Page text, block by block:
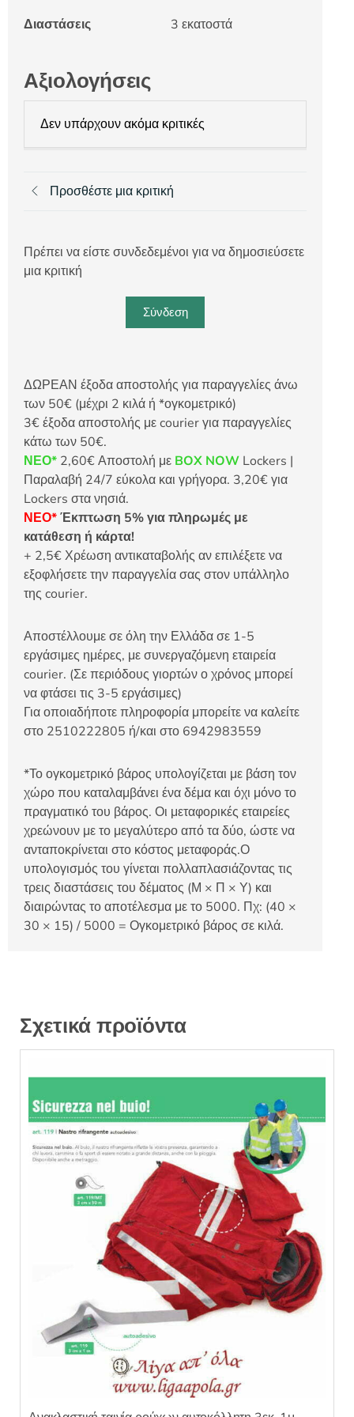
Διαστάσεις 3 εκατοστά
Αξιολογήσεις
Δεν υπάρχουν ακόμα κριτικές
Προσθέστε μια κριτική
Πρέπει να είστε συνδεδεμένοι για να δημοσιεύσετε
μια κριτική
Σύνδεση
ΔΩΡΕΑΝ έξοδα αποστολής για παραγγελίες άνω
των 50€ (μέχρι 2 κιλά ή *ογκομετρικό)
3€ έξοδα αποστολής με courier για παραγγελίες
κάτω των 50€.
ΝΕΟ* 2,60€ Αποστολή με BOX NOW Lockers |
Παραλαβή 24/7 εύκολα και γρήγορα. 3,20€ για
Lockers στα νησιά.
ΝΕΟ*Έκπτωση 5% για πληρωμές με
κατάθεση ή κάρτα!
+ 2,5€ Χρέωση αντικαταβολής αν επιλέξετε να
εξοφλήσετε την παραγγελία σας στον υπάλληλο
της courier.
Αποστέλλουμε σε όλη την Ελλάδα σε 1-5
εργάσιμες ημέρες, με συνεργαζόμενη εταιρεία
courier. (Σε περιόδους γιορτών ο χρόνος μπορεί
να φτάσει τις 3-5 εργάσιμες)
Για οποιαδήποτε πληροφορία μπορείτε να καλείτε
στο 2510222805 ή/και στο 6942983559
*Το ογκομετρικό βάρος υπολογίζεται με βάση τον
χώρο που καταλαμβάνει ένα δέμα και όχι μόνο το
πραγματικό του βάρος. Οι μεταφορικές εταιρείες
χρεώνουν με το μεγαλύτερο από τα δύο, ώστε να
ανταποκρίνεται στο κόστος μεταφοράς.Ο
υπολογισμός του γίνεται πολλαπλασιάζοντας τις
τρεις διαστάσεις του δέματος (Μ × Π × Υ) και
διαιρώντας το αποτέλεσμα με το 5000. Πχ: (40 ×
30 × 15) / 5000 = Ογκομετρικό βάρος σε κιλά.
Σχετικά προϊόντα